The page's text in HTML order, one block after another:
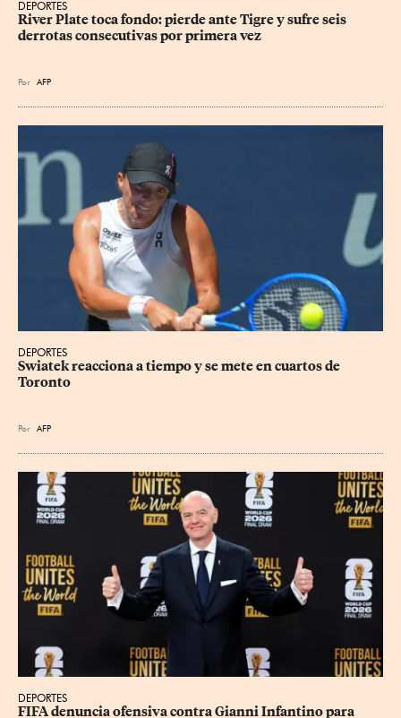
DEPORTES
River Plate toca fondo: pierde ante Tigre y sufre seis
derrotas consecutivas por primera vez
Por AFP
DEPORTES
Swiatek reacciona a tiempo y se mete en cuartos de
Toronto
Por AFP
DEPORTES
FIFA denuncia ofensiva contra Gianni Infantino para